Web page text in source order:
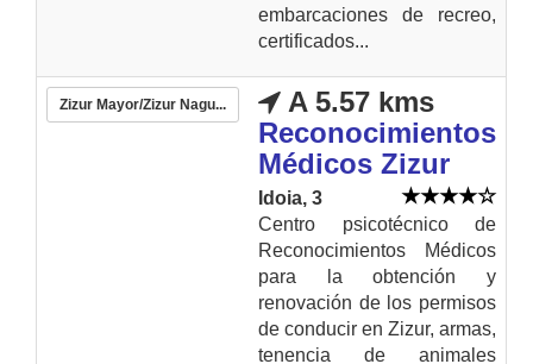
embarcaciones de recreo,
certificados...
Zizur Mayor/Zizur Nagu...
A 5.57 kms
Reconocimientos
Médicos Zizur
Idoia, 3
Centro psicotécnico de
Reconocimientos Médicos
para la obtención y
renovación de los permisos
de conducir en Zizur, armas,
tenencia de animales